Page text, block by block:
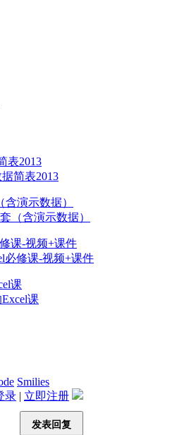
简表2013
（含演示数据）
必修课-视频+课件
课
Smilies
录 | 立即注册
发表回复